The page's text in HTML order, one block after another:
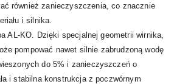
również zanieczyszczenia, co znacznie
i silnika.
AL-KO. Dzięki specjalnej geometrii wirnika,
pompować nawet silnie zabrudzoną wodę
do 5% i zanieczyszczeń o
i stabilna konstrukcja z poczwórnym